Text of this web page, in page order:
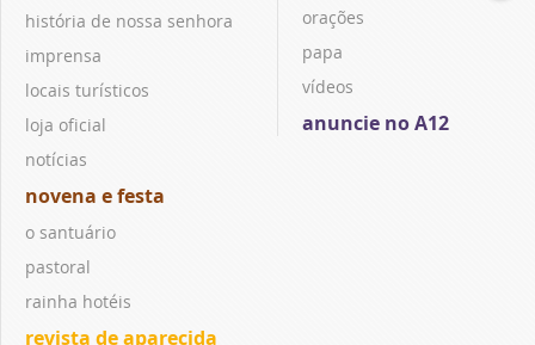
história de nossa senhora
imprensa
locais turísticos
loja oficial
notícias
novena e festa
o santuário
pastoral
rainha hotéis
revista de aparecida
orações
papa
vídeos
anuncie no A12